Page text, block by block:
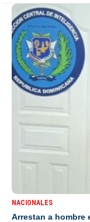
NACIONALES
Arrestan a hombre